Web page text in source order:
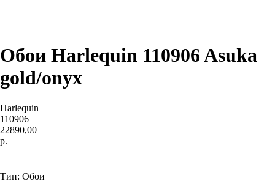
Обои Harlequin 110906 Asuka
gold/onyx
Harlequin
110906
22890,00
р.
Тип: Обои